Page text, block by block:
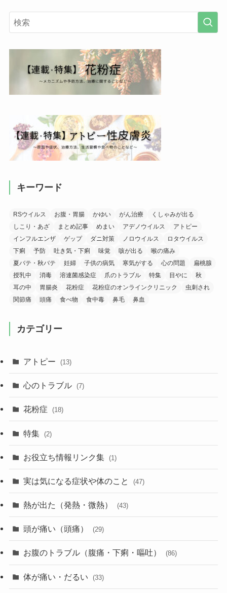
キーワード
RSウイルス お腹・胃腸 かゆい がん治療
くしゃみが出る
しこり・あざ
まとめ記事 めまい アデノウイルス
アトピー
インフルエンザ
ゲップ ダニ対策 ノロウイルス
ロタウイルス
下痢
予防 吐き気・下痢 味覚 咳が出る
喉の痛み
夏バテ・秋バテ
妊婦 子供の病気 寒気がする 心の問題
扁桃腺
授乳中
消毒 溶連菌感染症 爪のトラブル 特集 目やに
秋
耳の中
胃腸炎 花粉症 花粉症のオンラインクリニック
虫刺され
関節痛
頭痛 食べ物 食中毒 鼻毛 鼻血
カテゴリー
アトピー (13)
心のトラブル (7)
花粉症 (18)
特集 (2)
お役立ち情報リンク集 (1)
実は気になる症状や体のこと (47)
熱が出た（発熱・微熱） (43)
頭が痛い（頭痛） (29)
お腹のトラブル（腹痛・下痢・嘔吐） (86)
体が痛い・だるい (33)